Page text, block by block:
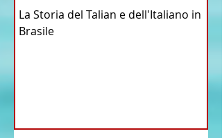
La Storia del Talian e dell'Italiano in
Brasile